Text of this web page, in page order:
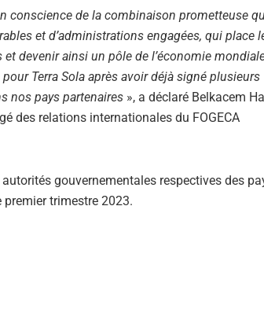
conscience de la combinaison prometteuse
et d’administrations engagées, qui place
devenir ainsi un pôle de l’économie
Terra Sola après avoir déjà signé plusieurs
nos pays partenaires », a déclaré Belkacem
des relations internationales du FOGECA
gouvernementales respectives des
trimestre 2023.